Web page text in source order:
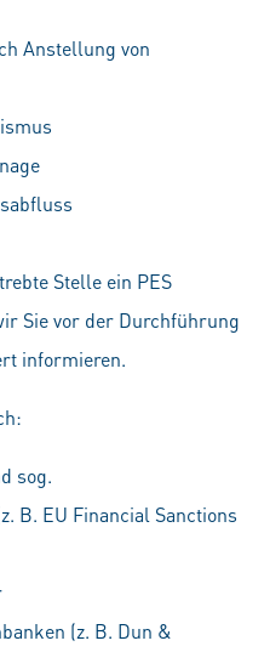
Anstellung von
Stelle ein PES
Sie vor der Durchführung
informieren.
sog.
B. EU Financial Sanctions
(z. B. Dun &